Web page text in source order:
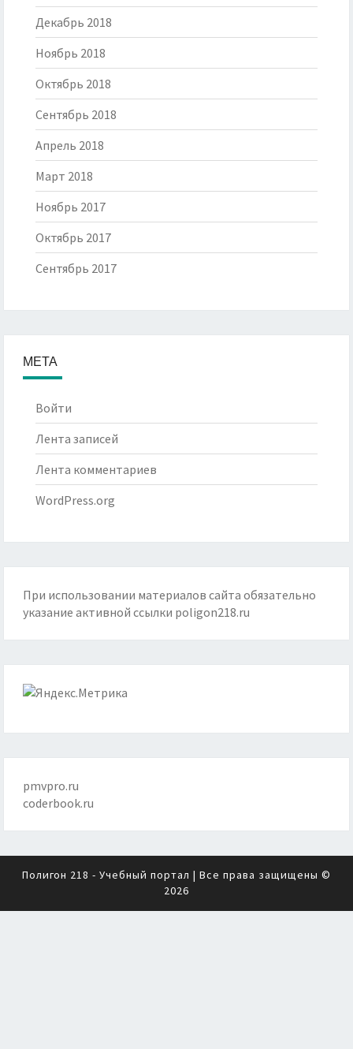
Декабрь 2018
Ноябрь 2018
Октябрь 2018
Сентябрь 2018
Апрель 2018
Март 2018
Ноябрь 2017
Октябрь 2017
Сентябрь 2017
МЕТА
Войти
Лента записей
Лента комментариев
WordPress.org
При использовании материалов сайта обязательно
указание активной ссылки poligon218.ru
pmvpro.ru
coderbook.ru
Полигон 218 - Учебный портал | Все права защищены ©
2026